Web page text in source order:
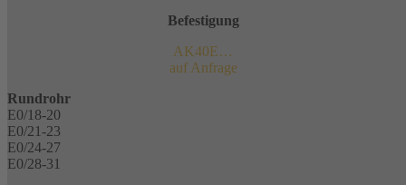
Befestigung
AK40E…
auf Anfrage
Rundrohr
E0/18-20
E0/21-23
E0/24-27
E0/28-31